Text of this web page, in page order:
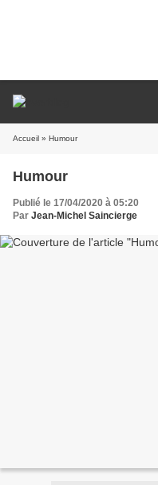
Accueil » Humour
Humour
Publié le 17/04/2020 à 05:20
Par Jean-Michel Saincierge